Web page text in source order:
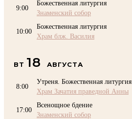
9:00
Божественная литургия
Знаменский собор
10:00
Божественная литургия
Храм блж. Василия
ВТ 18 АВГУСТА
8:00
Утреня. Божественная литургия
Храм Зачатия праведной Анны
17:00
Всенощное бдение
Знаменский собор